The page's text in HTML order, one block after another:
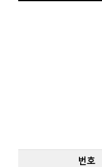
번호